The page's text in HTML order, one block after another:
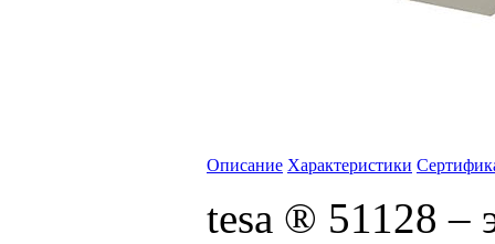
Описание Характеристики
tesa ® 51128 –